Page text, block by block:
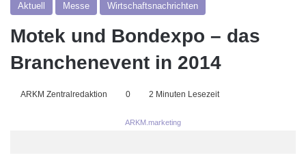
Aktuell Messe Wirtschaftsnachrichten
Motek und Bondexpo – das
Branchenevent in 2014
ARKM Zentralredaktion 0 2 Minuten Lesezeit
ARKM.marketing